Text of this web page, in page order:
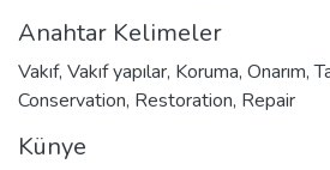
Anahtar Kelimeler
Vakıf, Vakıf yapılar, Koruma, Onarım,
Conservation, Restoration, Repair
Künye